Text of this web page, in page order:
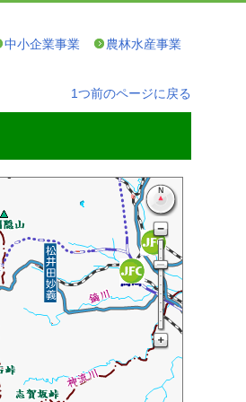
中小企業事業 農林水産事業
1つ前のページに戻る